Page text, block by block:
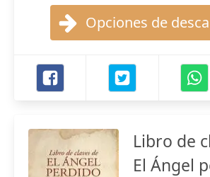
Opciones de
Libro de
El Ángel